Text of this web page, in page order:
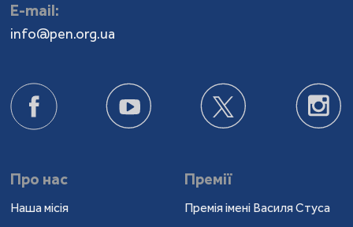
Е-mail:
info@pen.org.ua
Про нас
Наша місія
Премії
Премія імені Василя Стуса